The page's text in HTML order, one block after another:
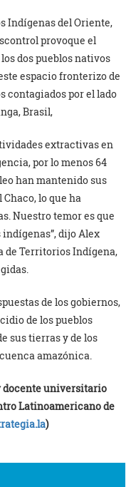
Indígenas del Oriente,
provoque el
dos pueblos nativos
espacio fronterizo de
contagiados por el lado
Brasil,
extractivas en
por lo menos 64
han mantenido sus
lo que ha
Nuestro temor es que
dijo Alex
de Territorios Indígena,
de los gobiernos,
de los pueblos
sus tierras y de los
amazónica.
docente universitario
Latinoamericano de
)